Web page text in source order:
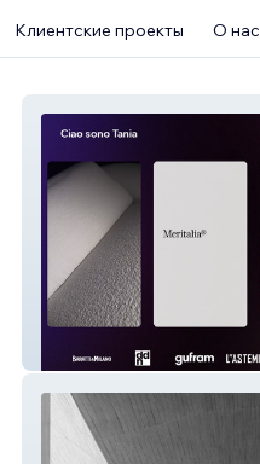
Клиентские проекты О нас
Tania